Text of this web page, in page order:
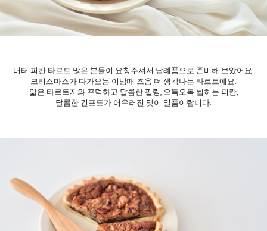
버터 피칸 타르트 많은 분들이 요청주셔서 답례품으로 준비해 보았어요.
크리스마스가 다가오는 이맘때 즈음 더 생각나는 타르트예요.
얇은 타르트지와 꾸덕하고 달콤한 필링, 오독오독 씹히는 피칸,
달콤한 건포도가 어우러진 맛이 일품이랍니다.